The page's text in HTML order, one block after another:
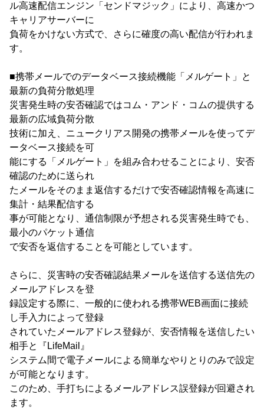
ル高速配信エンジン「センドマジック」により、高速かつ
キャリアサーバーに
負荷をかけない方式で、さらに確度の高い配信が行われま
す。
■携帯メールでのデータベース接続機能「メルゲート」と
最新の負荷分散処理
災害発生時の安否確認ではコム・アンド・コムの提供する
最新の広域負荷分散
技術に加え、ニュークリアス開発の携帯メールを使ってデ
ータベース接続を可
能にする「メルゲート」を組み合わせることにより、安否
確認のために送られ
たメールをそのまま返信するだけで安否確認情報を高速に
集計・結果配信する
事が可能となり、通信制限が予想される災害発生時でも、
最小のパケット通信
で安否を返信することを可能としています。
さらに、災害時の安否確認結果メールを送信する送信先の
メールアドレスを登
録設定する際に、一般的に使われる携帯WEB画面に接続
し手入力によって登録
されていたメールアドレス登録が、安否情報を送信したい
相手と『LifeMail』
システム間で電子メールによる簡単なやりとりのみで設定
が可能となります。
このため、手打ちによるメールアドレス誤登録が回避され
ます。